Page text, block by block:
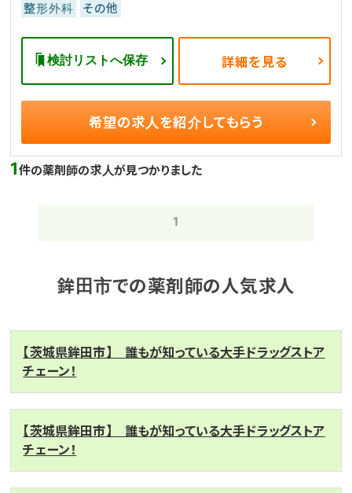
整形外科
その他
検討リストへ保存 詳細を見る
希望の求人を紹介してもらう
1件の薬剤師の求人が見つかりました
1
鉾田市での薬剤師の人気求人
【茨城県鉾田市】 誰もが知っている大手ドラッグストア
チェーン！
【茨城県鉾田市】 誰もが知っている大手ドラッグストア
チェーン！